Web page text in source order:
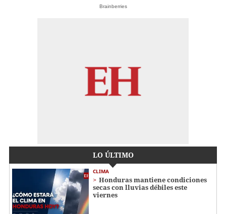
Brainberries
LO ÚLTIMO
CLIMA
Honduras mantiene condiciones
secas con lluvias débiles este
viernes